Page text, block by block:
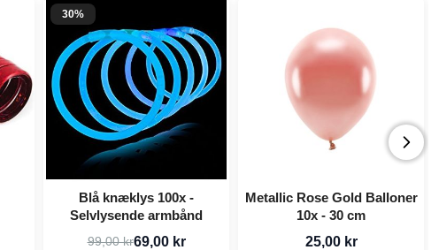
30%
Blå knæklys 100x -
Selvlysende armbånd
99,00 kr69,00 kr
Metallic Rose Gold Balloner
10x - 30 cm
25,00 kr